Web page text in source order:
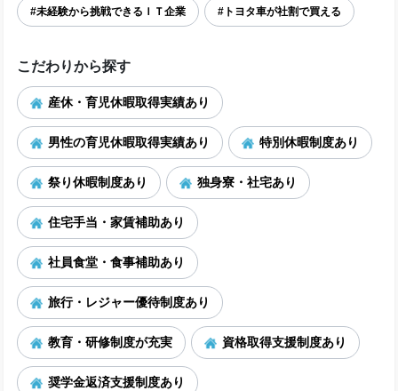
#未経験から挑戦できるＩＴ企業 #トヨタ車が社割で買える
こだわりから探す
産休・育児休暇取得実績あり
男性の育児休暇取得実績あり 特別休暇制度あり
祭り休暇制度あり 独身寮・社宅あり
住宅手当・家賃補助あり
社員食堂・食事補助あり
旅行・レジャー優待制度あり
教育・研修制度が充実 資格取得支援制度あり
奨学金返済支援制度あり